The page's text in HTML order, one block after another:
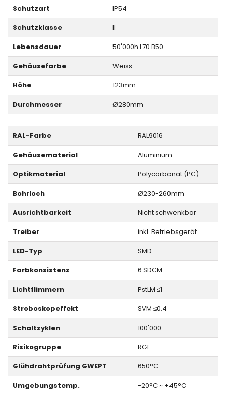
Schutzart
IP54
Schutzklasse
II
Lebensdauer
50'000h L70 B50
Gehäusefarbe
Weiss
Höhe
123mm
Durchmesser
Ø280mm
RAL-Farbe
RAL9016
Gehäusematerial
Aluminium
Optikmaterial
Polycarbonat (PC)
Bohrloch
Ø230-260mm
Ausrichtbarkeit
Nicht schwenkbar
Treiber
inkl. Betriebsgerät
LED-Typ
SMD
Farbkonsistenz
6 SDCM
Lichtflimmern
PstLM ≤1
Stroboskopeffekt
SVM ≤0.4
Schaltzyklen
100'000
Risikogruppe
RG1
Glühdrahtprüfung GWEPT
650°C
Umgebungstemp.
-20°C ~ +45°C